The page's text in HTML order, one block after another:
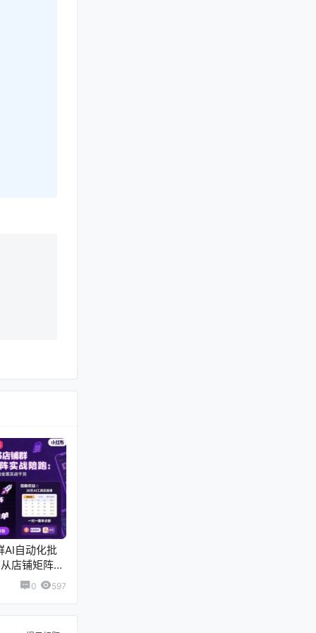
AI自动化批
店铺矩阵到
干货0 597